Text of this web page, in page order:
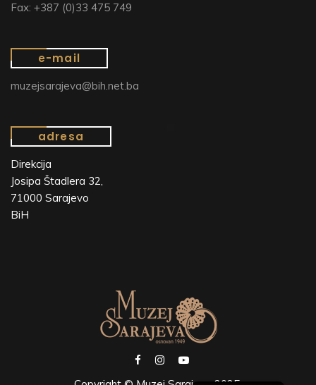
Fax: +387 (0)33 475 749
e-mail
muzejsarajeva@bih.net.ba
adresa
Direkcija
Josipa Štadlera 32,
71000 Sarajevo
BiH